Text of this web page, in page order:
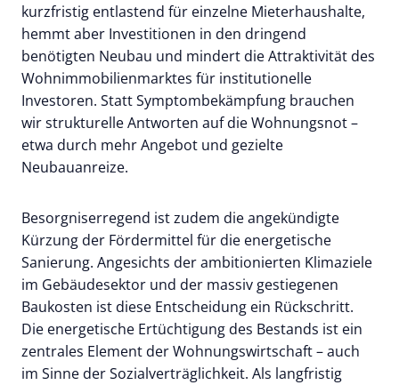
kurzfristig entlastend für einzelne Mieterhaushalte,
hemmt aber Investitionen in den dringend
benötigten Neubau und mindert die Attraktivität des
Wohnimmobilienmarktes für institutionelle
Investoren. Statt Symptombekämpfung brauchen
wir strukturelle Antworten auf die Wohnungsnot –
etwa durch mehr Angebot und gezielte
Neubauanreize.
Besorgniserregend ist zudem die angekündigte
Kürzung der Fördermittel für die energetische
Sanierung. Angesichts der ambitionierten Klimaziele
im Gebäudesektor und der massiv gestiegenen
Baukosten ist diese Entscheidung ein Rückschritt.
Die energetische Ertüchtigung des Bestands ist ein
zentrales Element der Wohnungswirtschaft – auch
im Sinne der Sozialverträglichkeit. Als langfristig